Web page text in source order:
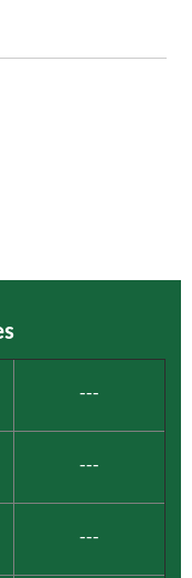
---
---
---